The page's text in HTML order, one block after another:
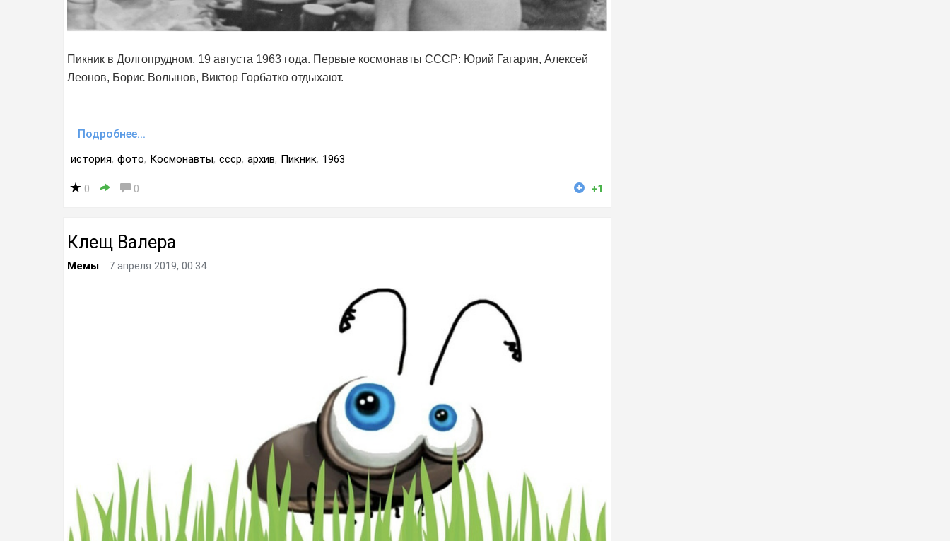
Пикник в Долгопрудном, 19 августа 1963 года. Первые космонавты СССР: Юрий Гагарин, Алексей
Леонов, Борис Волынов, Виктор Горбатко отдыхают.
Подробнее...
история, фото, Космонавты, ссср, архив, Пикник, 1963
0 0 +1
Клещ Валера
Мемы 7 апреля 2019, 00:34